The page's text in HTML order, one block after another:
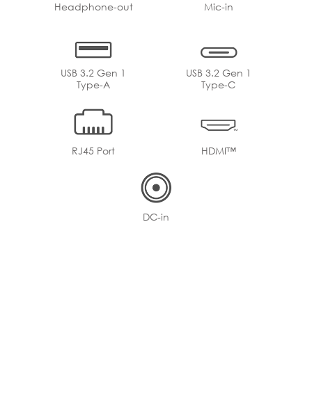
Headphone-out Mic-in
USB 3.2 Gen 1
Type-A
USB 3.2 Gen 1
Type-C
RJ45 Port HDMI™
DC-in